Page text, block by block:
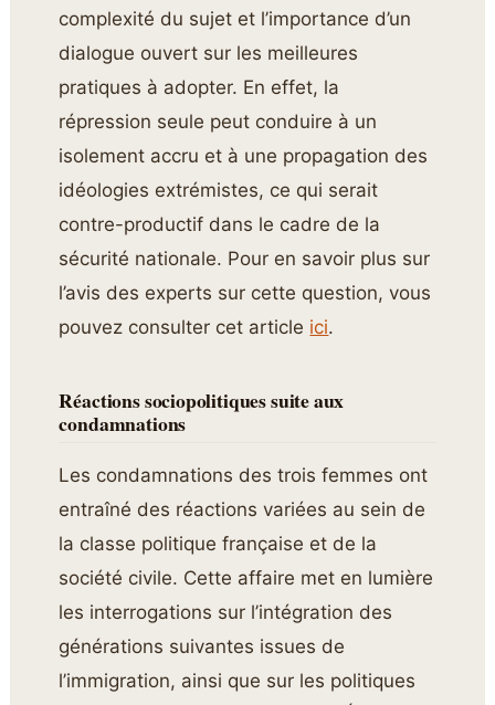
complexité du sujet et l’importance d’un
dialogue ouvert sur les meilleures
pratiques à adopter. En effet, la
répression seule peut conduire à un
isolement accru et à une propagation des
idéologies extrémistes, ce qui serait
contre-productif dans le cadre de la
sécurité nationale. Pour en savoir plus sur
l’avis des experts sur cette question, vous
pouvez consulter cet article ici.
Réactions sociopolitiques suite aux
condamnations
Les condamnations des trois femmes ont
entraîné des réactions variées au sein de
la classe politique française et de la
société civile. Cette affaire met en lumière
les interrogations sur l’intégration des
générations suivantes issues de
l’immigration, ainsi que sur les politiques